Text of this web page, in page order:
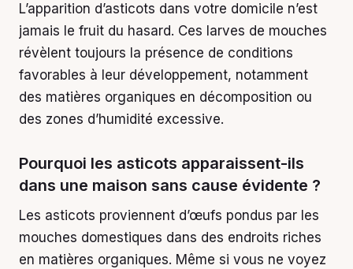
L’apparition d’asticots dans votre domicile n’est
jamais le fruit du hasard. Ces larves de mouches
révèlent toujours la présence de conditions
favorables à leur développement, notamment
des matières organiques en décomposition ou
des zones d’humidité excessive.
Pourquoi les asticots apparaissent-ils
dans une maison sans cause évidente ?
Les asticots proviennent d’œufs pondus par les
mouches domestiques dans des endroits riches
en matières organiques. Même si vous ne voyez